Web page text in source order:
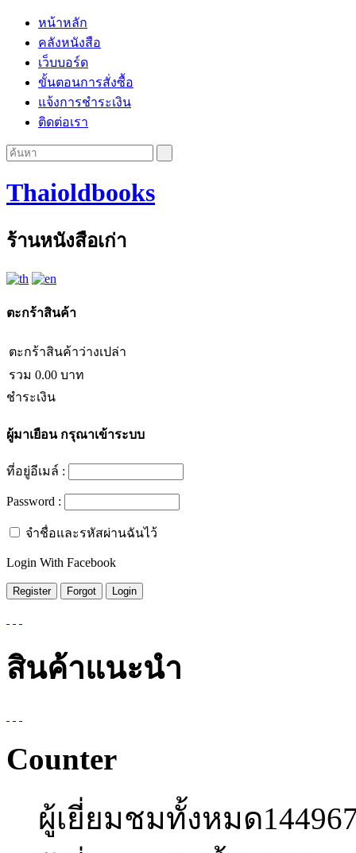
หน้าหลัก
คลังหนังสือ
เว็บบอร์ด
ขั้นตอนการสั่งซื้อ
แจ้งการชำระเงิน
ติดต่อเรา
Thaioldbooks
ร้านหนังสือเก่า
ตะกร้าสินค้า
ตะกร้าสินค้าว่างเปล่า
รวม 0.00 บาท
ชำระเงิน
ผู้มาเยือนกรุณาเข้าระบบ
ที่อยู่อีเมล์ :
Password :
จำชื่อและรหัสผ่านฉันไว้
Login With Facebook
สินค้าแนะนำ
Counter
ผู้เยี่ยมชมทั้งหมด